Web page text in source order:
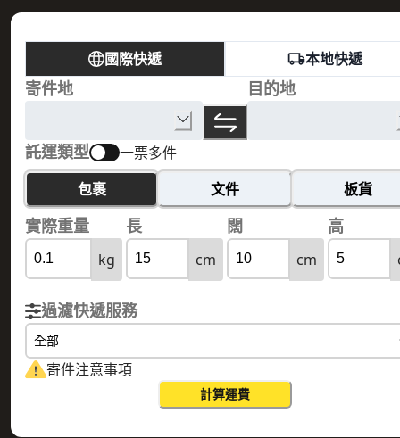
國際快遞 本地快遞
寄件地 目的地
託運類型 一票多件
包裹 文件 板貨
實際重量 長 闊 高
kg cm cm
過濾快遞服務
全部
寄件注意事項
計算運費